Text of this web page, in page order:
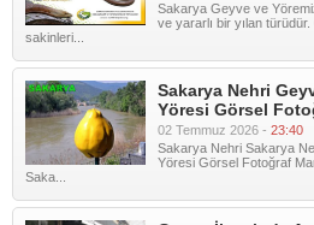
Sakarya Geyve ve
ve yararlı bir yılan
sakinleri...
Sakarya Nehri
Yöresi Görsel
02 Temmuz 2026 - 23:40
Sakarya Nehri Sakarya
Yöresi Görsel Fotoğraf
Saka...